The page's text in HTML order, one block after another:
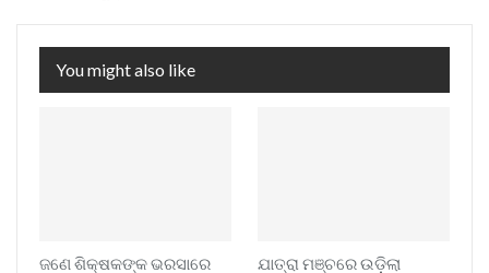
You might also like
ଜଣେ ଶିକ୍ଷକଙ୍କ ଭରସାରେ
ଯାତ୍ରା ମଞ୍ଚରେ ଉଡ଼ିଲା